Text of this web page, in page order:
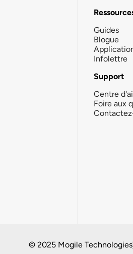
Guides
Blogue
Infolettre
Support
Centre
Foire aux
© 2025 Mogile Technologies